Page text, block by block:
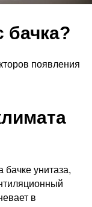
бачка?
появления
бачке унитаза,
в